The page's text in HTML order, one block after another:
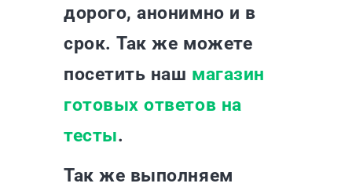
дорого, анонимно и в
срок. Так же можете
посетить наш магазин
готовых ответов на
тесты.
Так же выполняем